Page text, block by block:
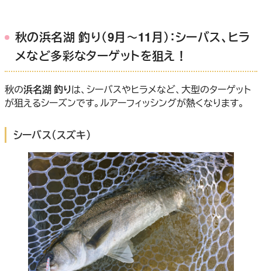
秋の浜名湖 釣り（9月～11月）：シーバス、ヒラ
メなど多彩なターゲットを狙え！
秋の浜名湖 釣りは、シーバスやヒラメなど、大型のターゲット
が狙えるシーズンです。ルアーフィッシングが熱くなります。
シーバス（スズキ）